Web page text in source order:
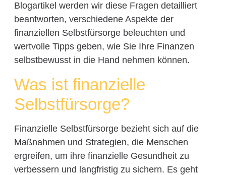
Blogartikel werden wir diese Fragen detailliert
beantworten, verschiedene Aspekte der
finanziellen Selbstfürsorge beleuchten und
wertvolle Tipps geben, wie Sie Ihre Finanzen
selbstbewusst in die Hand nehmen können.
Was ist finanzielle
Selbstfürsorge?
Finanzielle Selbstfürsorge bezieht sich auf die
Maßnahmen und Strategien, die Menschen
ergreifen, um ihre finanzielle Gesundheit zu
verbessern und langfristig zu sichern. Es geht